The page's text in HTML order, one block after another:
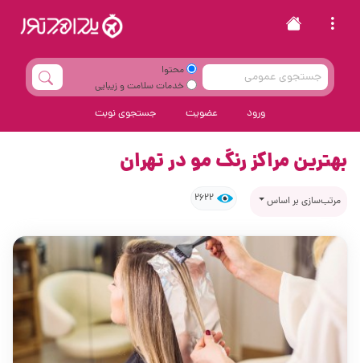
محتوا
خدمات سلامت و زیبایی
ورود عضویت جستجوی نوبت
بهترین مراکز رنگ مو در تهران
مرتب‌سازی بر اساس 2622